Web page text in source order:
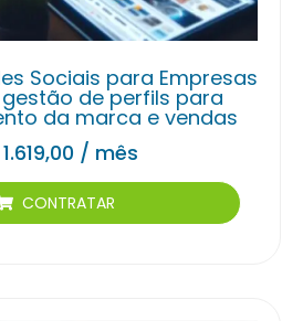
Sociais para Empresas
de perfils para
da marca e vendas
1.619,00 / mês
CONTRATAR